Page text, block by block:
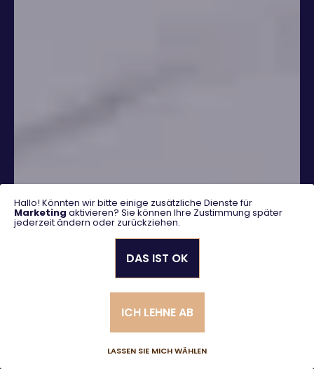
Erweiterte Suche
Hallo! Könnten wir bitte einige zusätzliche Dienste für
Marketing aktivieren? Sie können Ihre Zustimmung später
jederzeit ändern oder zurückziehen.
LASSEN SIE MICH WÄHLEN
ICH LEHNE AB
DAS IST OK